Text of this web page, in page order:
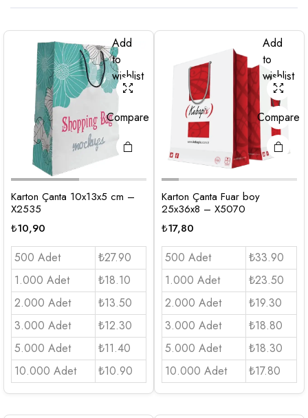
Add
to
wishlist
Compare
Karton Çanta 10x13x5 cm –
X2535
₺10,90
500 Adet
₺27.90
1.000 Adet
₺18.10
2.000 Adet
₺13.50
3.000 Adet
₺12.30
5.000 Adet
₺11.40
10.000 Adet
₺10.90
Add
to
wishlist
Compare
Karton Çanta Fuar boy
25x36x8 – X5070
₺17,80
500 Adet
₺33.90
1.000 Adet
₺23.50
2.000 Adet
₺19.30
3.000 Adet
₺18.80
5.000 Adet
₺18.30
10.000 Adet
₺17.80